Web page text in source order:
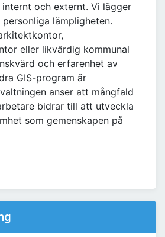
internt och externt. Vi lägger
lämpligheten.
eller likvärdig kommunal
och erfarenhet av
GIS-program är
anser att mångfald
bidrar till att utveckla
som gemenskapen på